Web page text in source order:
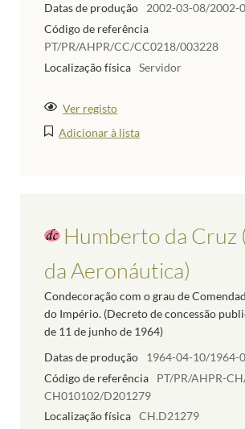
Datas de produção
2002-03-08/2002-
Código de referência
PT/PR/AHPR/CC/CC0218/003228
Localização física Servidor
Ver registo
Adicionar à lista
Humberto da Cruz
da Aeronáutica)
Condecoração com o grau de
do Império. (Decreto de concessão
de 11 de junho de 1964)
Datas de produção
1964-04-10/1964-
Código de referência
PT/PR/AHPR-
CH010102/D201279
Localização física CH.D21279